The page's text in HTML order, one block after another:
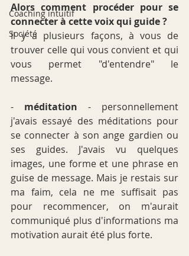
Coaching intuitif
Société
Alors comment procéder pour se
connecter à cette voix qui guide ?
Il y a plusieurs façons, à vous de
trouver celle qui vous convient et qui
vous permet "d'entendre" le
message.
- méditation - personnellement
j'avais essayé des méditations pour
se connecter à son ange gardien ou
ses guides. J'avais vu quelques
images, une forme et une phrase en
guise de message. Mais je restais sur
ma faim, cela ne me suffisait pas
pour recommencer, on m'aurait
communiqué plus d'informations ma
motivation aurait été plus forte.